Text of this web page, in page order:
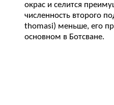
окрас и селится
численность второго
thomasi) меньше, его
основном в Ботсване.